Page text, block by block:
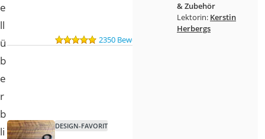
e
ll
ü
b
e
r
b
li
2350 Bewertungen
DESIGN-FAVORIT
& Zubehör
Lektorin: Kerstin
Herbergs